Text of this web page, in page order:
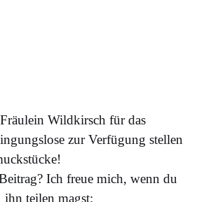
Wildkirsch für das
zur Verfügung stellen
Ich freue mich, wenn du
ihn teilen magst: